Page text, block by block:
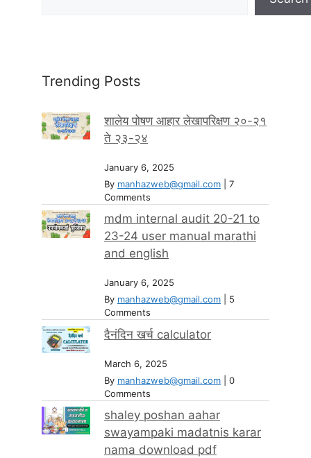
Trending Posts
शालेय पोषण आहार लेखापरिक्षण २०-२१
ते २३-२४
January 6, 2025
By manhazweb@gmail.com
7
Comments
mdm internal audit 20-21 to
23-24 user manual marathi
and english
January 6, 2025
By manhazweb@gmail.com
5
Comments
दैनंदिन खर्च calculator
March 6, 2025
By manhazweb@gmail.com
0
Comments
shaley poshan aahar
swayampaki madatnis karar
nama download pdf